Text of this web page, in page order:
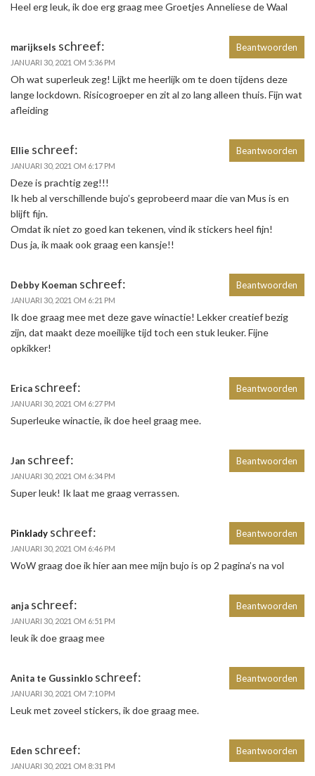
Heel erg leuk, ik doe erg graag mee Groetjes Anneliese de Waal
marijksels schreef:
JANUARI 30, 2021 OM 5:36 PM
Oh wat superleuk zeg! Lijkt me heerlijk om te doen tijdens deze
lange lockdown. Risicogroeper en zit al zo lang alleen thuis. Fijn wat
afleiding
Beantwoorden
Ellie schreef:
JANUARI 30, 2021 OM 6:17 PM
Deze is prachtig zeg!!!
Ik heb al verschillende bujo’s geprobeerd maar die van Mus is en
blijft fijn.
Omdat ik niet zo goed kan tekenen, vind ik stickers heel fijn!
Dus ja, ik maak ook graag een kansje!!
Beantwoorden
Debby Koeman schreef:
JANUARI 30, 2021 OM 6:21 PM
Ik doe graag mee met deze gave winactie! Lekker creatief bezig
zijn, dat maakt deze moeilijke tijd toch een stuk leuker. Fijne
opkikker!
Beantwoorden
Erica schreef:
JANUARI 30, 2021 OM 6:27 PM
Superleuke winactie, ik doe heel graag mee.
Beantwoorden
Jan schreef:
JANUARI 30, 2021 OM 6:34 PM
Super leuk! Ik laat me graag verrassen.
Beantwoorden
Pinklady schreef:
JANUARI 30, 2021 OM 6:46 PM
WoW graag doe ik hier aan mee mijn bujo is op 2 pagina’s na vol
Beantwoorden
anja schreef:
JANUARI 30, 2021 OM 6:51 PM
leuk ik doe graag mee
Beantwoorden
Anita te Gussinklo schreef:
JANUARI 30, 2021 OM 7:10 PM
Leuk met zoveel stickers, ik doe graag mee.
Beantwoorden
Eden schreef:
JANUARI 30, 2021 OM 8:31 PM
Beantwoorden